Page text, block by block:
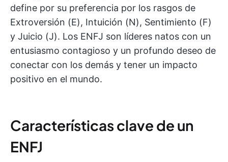
define por su preferencia por los rasgos de
Extroversión (E), Intuición (N), Sentimiento (F)
y Juicio (J). Los ENFJ son líderes natos con un
entusiasmo contagioso y un profundo deseo de
conectar con los demás y tener un impacto
positivo en el mundo.
Características clave de un
ENFJ